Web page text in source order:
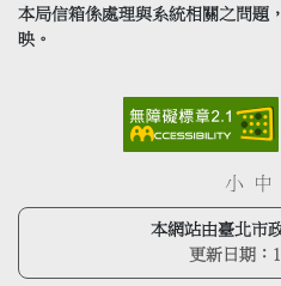
本局信箱係處理與系統相關之問題
映。
小 中
本網站由臺北市
更新日期：